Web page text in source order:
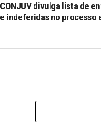
CONJUV divulga lista de
e indeferidas no processo